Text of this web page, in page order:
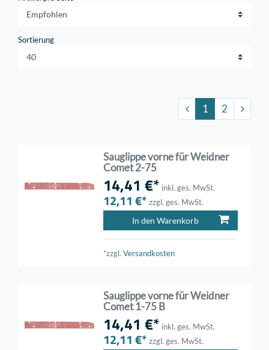
Sortierung
1 2
Sauglippe vorne für Weidner
Comet 2-75
14,41 €* inkl. ges. MwSt.
12,11 €* zzgl. ges. MwSt.
In den Warenkorb
*zzgl.Versandkosten
Sauglippe vorne für Weidner
Comet 1-75 B
14,41 €* inkl. ges. MwSt.
12,11 €* zzgl. ges. MwSt.